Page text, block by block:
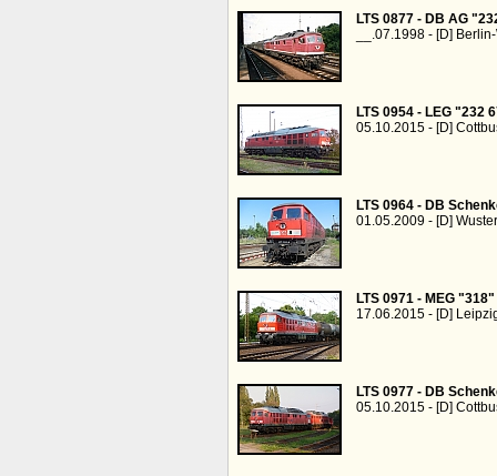
LTS 0877 - DB AG
__.07.1998 - [D]
LTS 0954 - LEG "232
05.10.2015 - [D]
LTS 0964 - DB
01.05.2009 - [D]
LTS 0971 - MEG "318"
17.06.2015 - [D]
LTS 0977 - DB
05.10.2015 - [D]